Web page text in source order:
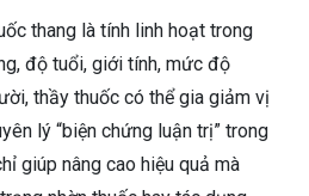
thang là tính linh hoạt trong
độ tuổi, giới tính, mức độ
thầy thuốc có thể gia giảm vị
lý “biện chứng luận trị” trong
giúp nâng cao hiệu quả mà